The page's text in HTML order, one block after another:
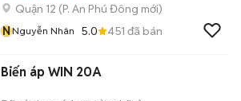
Quận 12 (P. An Phú Đông mới)
NNguyễn Nhân 5.0 451 đã bán
Biến áp WIN 20A